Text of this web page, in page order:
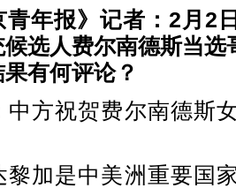
青年报》记者：2月2
候选人费尔南德斯当
有何评论？
中方祝贺费尔南德斯
黎加是中美洲重要国